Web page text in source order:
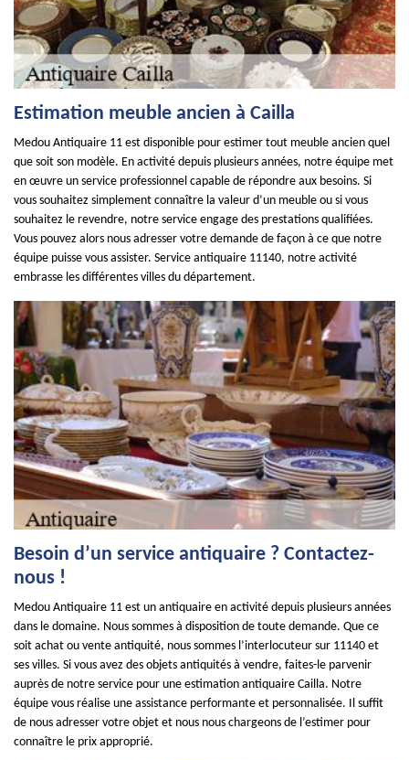
Estimation meuble ancien à Cailla
Medou Antiquaire 11 est disponible pour estimer tout meuble ancien quel
que soit son modèle. En activité depuis plusieurs années, notre équipe met
en œuvre un service professionnel capable de répondre aux besoins. Si
vous souhaitez simplement connaître la valeur d’un meuble ou si vous
souhaitez le revendre, notre service engage des prestations qualifiées.
Vous pouvez alors nous adresser votre demande de façon à ce que notre
équipe puisse vous assister. Service antiquaire 11140, notre activité
embrasse les différentes villes du département.
Besoin d’un service antiquaire ? Contactez-
nous !
Medou Antiquaire 11 est un antiquaire en activité depuis plusieurs années
dans le domaine. Nous sommes à disposition de toute demande. Que ce
soit achat ou vente antiquité, nous sommes l’interlocuteur sur 11140 et
ses villes. Si vous avez des objets antiquités à vendre, faites-le parvenir
auprès de notre service pour une estimation antiquaire Cailla. Notre
équipe vous réalise une assistance performante et personnalisée. Il suffit
de nous adresser votre objet et nous nous chargeons de l’estimer pour
connaître le prix approprié.